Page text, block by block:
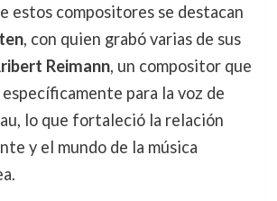
estos compositores se destacan
, con quien grabó varias de sus
Reimann, un compositor que
para la voz de
lo que fortaleció la relación
y el mundo de la música